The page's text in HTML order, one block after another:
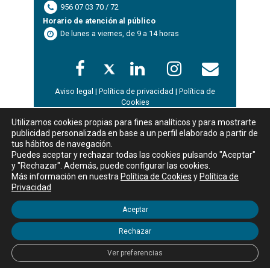
956 07 03 70 / 72
Horario de atención al público
De lunes a viernes, de 9 a 14 horas
Aviso legal | Política de privacidad | Política de
Cookies
Utilizamos cookies propias para fines analíticos y para mostrarte
publicidad personalizada en base a un perfil elaborado a partir de
tus hábitos de navegación.
Puedes aceptar y rechazar todas las cookies pulsando "Aceptar"
y "Rechazar". Además, puede configurar las cookies.
Más información en nuestra Política de Cookies y Política de
Privacidad
Aceptar
Rechazar
Ver preferencias
WordPress Appliance- Powered byTurnKey Linux
Mostrar
Buscar:
Ningún dato disponible en esta tabla
Mostrando registros del 0 al 0 de un total de 0 registros
Anterior
Siguiente